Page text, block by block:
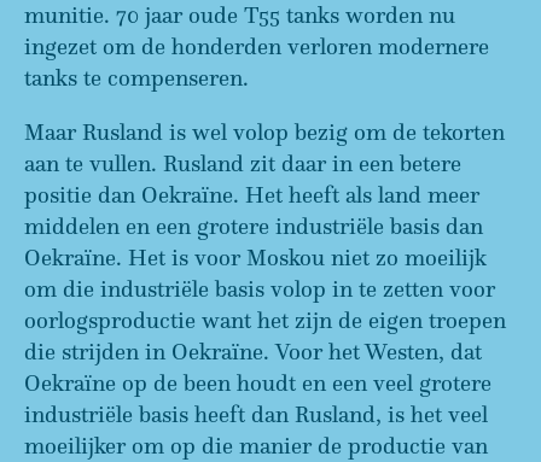
munitie. 70 jaar oude T55 tanks worden nu
ingezet om de honderden verloren modernere
tanks te compenseren.
Maar Rusland is wel volop bezig om de tekorten
aan te vullen. Rusland zit daar in een betere
positie dan Oekraïne. Het heeft als land meer
middelen en een grotere industriële basis dan
Oekraïne. Het is voor Moskou niet zo moeilijk
om die industriële basis volop in te zetten voor
oorlogsproductie want het zijn de eigen troepen
die strijden in Oekraïne. Voor het Westen, dat
Oekraïne op de been houdt en een veel grotere
industriële basis heeft dan Rusland, is het veel
moeilijker om op die manier de productie van